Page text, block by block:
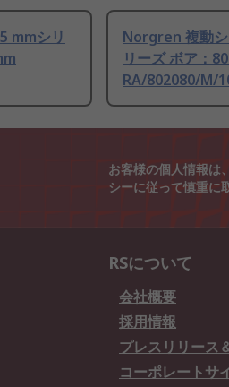
mmシリ
Norgren 複動
リーズ ボア：
RA/802080/M/
お客様の個人情報は
シーに従って慎重に
RSについて
会社概要
採用情報
プレスリリース
コーポレートサ